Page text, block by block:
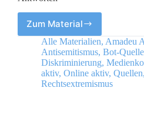
Zum Material
Gaming
und
Rechtsextremismus
–
25
Fragen
Alle Materialien, Amadeu
Antisemitismus, Bot-
Diskriminierung,
aktiv, Online aktiv, Quellen,
Rechtsextremismus